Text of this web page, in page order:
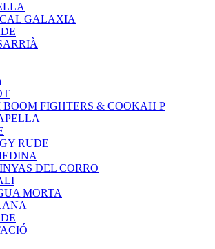
GALAXIA
BOOM FIGHTERS & COOKAH P
RUDE
DEL CORRO
MORTA